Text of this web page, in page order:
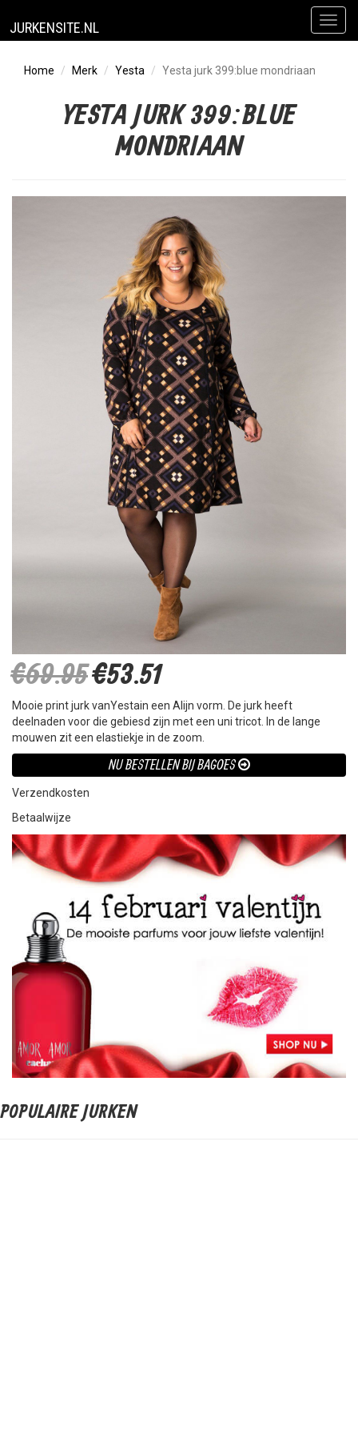
JURKENSITE.NL
Home Merk Yesta Yesta jurk 399:blue mondriaan
YESTA JURK 399:BLUE
MONDRIAAN
€69.95€53.51
Mooie print jurk vanYestain een Alijn vorm. De jurk heeft
deelnaden voor die gebiesd zijn met een uni tricot. In de lange
mouwen zit een elastiekje in de zoom.
NU BESTELLEN BIJ BAGOES
Verzendkosten
Betaalwijze
POPULAIRE JURKEN